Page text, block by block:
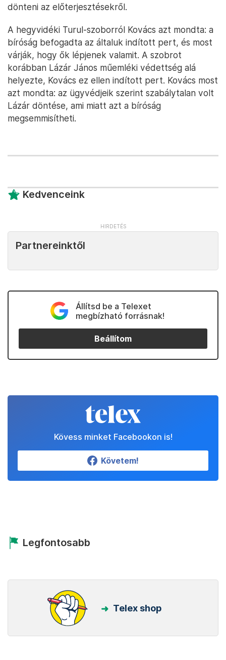
dönteni az előterjesztésekről.
A hegyvidéki Turul-szoborról Kovács azt mondta: a
bíróság befogadta az általuk indított pert, és most
várják, hogy ők lépjenek valamit. A szobrot
korábban Lázár János műemléki védettség alá
helyezte, Kovács ez ellen indított pert. Kovács most
azt mondta: az ügyvédjeik szerint szabálytalan volt
Lázár döntése, ami miatt azt a bíróság
megsemmisítheti.
Kedvenceink
Partnereinktől
Állítsd be a Telexet
megbízható forrásnak!
Beállítom
Kövess minket Facebookon is!
Követem!
Legfontosabb
Telex shop